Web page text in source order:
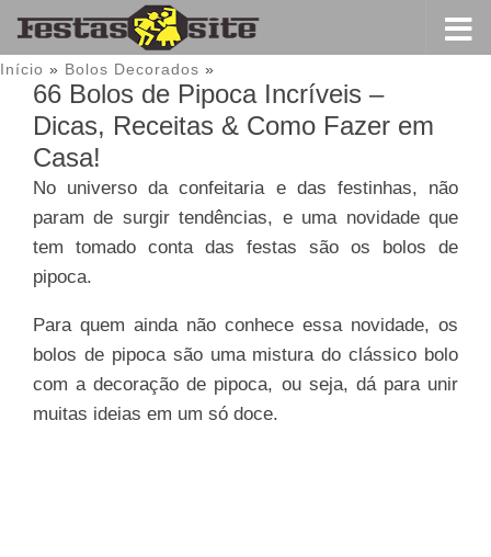
Início » Bolos Decorados »
66 Bolos de Pipoca Incríveis –
Dicas, Receitas & Como Fazer em
Casa!
No universo da confeitaria e das festinhas, não
param de surgir tendências, e uma novidade que
tem tomado conta das festas são os bolos de
pipoca.
Para quem ainda não conhece essa novidade, os
bolos de pipoca são uma mistura do clássico bolo
com a decoração de pipoca, ou seja, dá para unir
muitas ideias em um só doce.